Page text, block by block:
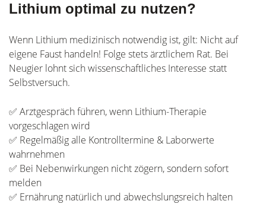
Lithium optimal zu nutzen?
Wenn Lithium medizinisch notwendig ist, gilt: Nicht auf
eigene Faust handeln! Folge stets ärztlichem Rat. Bei
Neugier lohnt sich wissenschaftliches Interesse statt
Selbstversuch.
✅ Arztgespräch führen, wenn Lithium-Therapie
vorgeschlagen wird
✅ Regelmäßig alle Kontrolltermine & Laborwerte
wahrnehmen
✅ Bei Nebenwirkungen nicht zögern, sondern sofort
melden
✅ Ernährung natürlich und abwechslungsreich halten